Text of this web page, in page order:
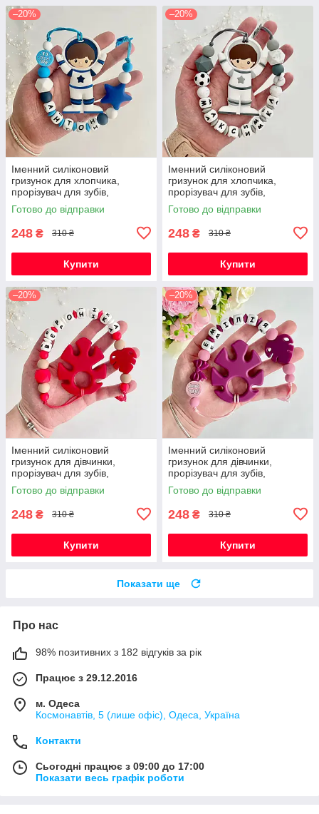
–20%
Іменний силіконовий
гризунок для хлопчика,
прорізувач для зубів,
Космонавт (темно-синій)
Готово до відправки
248 ₴ 310 ₴
Купити
–20%
Іменний силіконовий
гризунок для хлопчика,
прорізувач для зубів,
Космонавт (світло-сірий)
Готово до відправки
248 ₴ 310 ₴
Купити
–20%
Іменний силіконовий
гризунок для дівчинки,
прорізувач для зубів,
Монстера (червоний)
Готово до відправки
248 ₴ 310 ₴
Купити
–20%
Іменний силіконовий
гризунок для дівчинки,
прорізувач для зубів,
Монстера (винний)
Готово до відправки
248 ₴ 310 ₴
Купити
Показати ще
Про нас
98% позитивних з 182 відгуків за рік
Працює з 29.12.2016
м. Одеса
Космонавтів, 5 (лише офіс), Одеса, Україна
Контакти
Сьогодні працює з 09:00 до 17:00
Показати весь графік роботи